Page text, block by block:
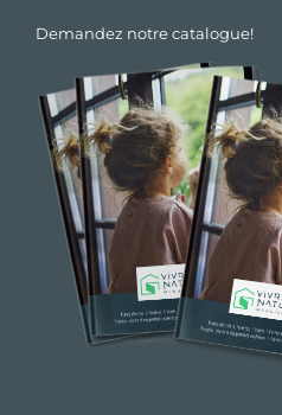
Demandez notre catalogue!